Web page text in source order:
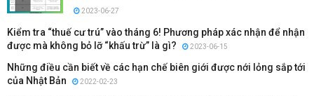
2023-06-27
Kiểm tra “thuế cư trú” vào tháng 6! Phương pháp xác nhận để nhận
được mà không bỏ lỡ “khấu trừ” là gì?
2023-06-15
Những điều cần biết về các hạn chế biên giới được nới lỏng sắp tới
của Nhật Bản
2022-02-23